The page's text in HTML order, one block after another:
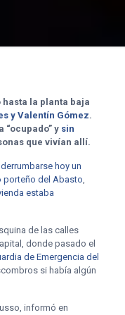
la planta baja
y Valentín Gómez.
“ocupado” y sin
que vivían allí.
hoy un
porteño del Abasto,
estaba
de las calles
donde pasado el
de Emergencia del
si había algún
informó en